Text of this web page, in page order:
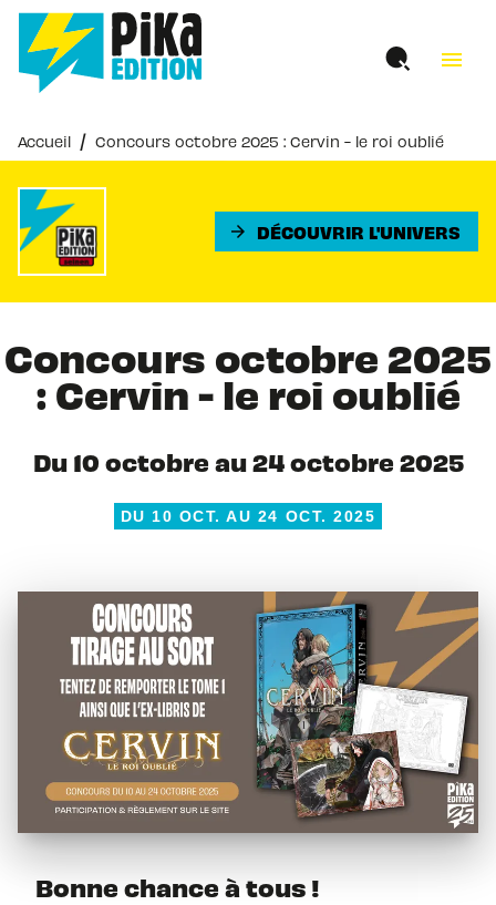
MENU RECHERCHE
PIED DE PAGE
menu
Accueil / Concours octobre 2025 : Cervin - le roi oublié
arrow_forward DÉCOUVRIR L'UNIVERS
Concours octobre 2025
: Cervin - le roi oublié
Du 10 octobre au 24 octobre 2025
DU 10 OCT. AU 24 OCT. 2025
Bonne chance à tous !